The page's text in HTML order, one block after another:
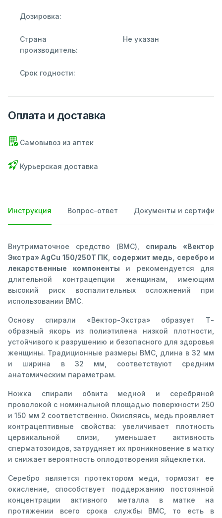
Дозировка:
Страна
производитель:
Не указан
Срок годности:
Оплата и доставка
Самовывоз из аптек
Курьерская доставка
Инструкция Вопрос-ответ Документы и
Внутриматочное средство (ВМС), спираль «Вектор
Экстра» AgCu 150/250Т ПК содержит медь, серебро и
лекарственные компоненты и рекомендуется для
длительной контрацепции женщинам, имеющим
высокий риск воспалительных осложнений при
использовании ВМС.
Основу спирали «Вектор-Экстра» образует Т-
образный якорь из полиэтилена низкой плотности,
устойчивого к разрушению и безопасного для здоровья
женщины. Традиционные размеры ВМС, длина в 32 мм
и ширина в 32 мм, соответствуют средним
анатомическим параметрам.
Ножка спирали обвита медной и серебряной
проволокой с номинальной площадью поверхности 250
и 150 мм 2 соответственно. Окисляясь, медь проявляет
контрацептивные свойства: увеличивает плотность
цервикальной слизи, уменьшает активность
сперматозоидов, затрудняет их проникновение в матку
и снижает вероятность оплодотворения яйцеклетки.
Серебро является протектором меди, тормозит ее
окисление, способствует поддержанию постоянной
концентрации активного металла в матке на
протяжении всего срока службы ВМС, то есть в